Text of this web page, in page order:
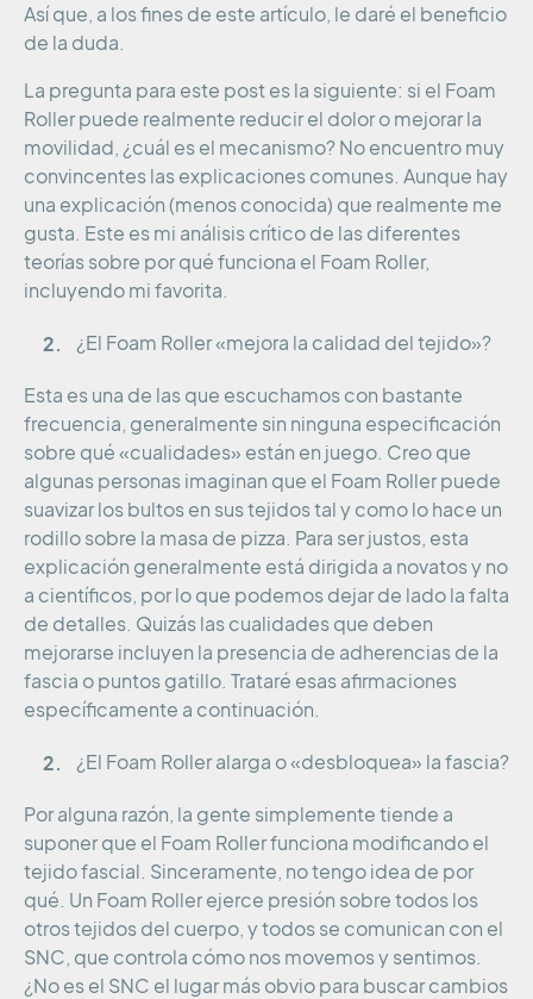
Así que, a los fines de este artículo, le daré el beneficio
de la duda.
La pregunta para este post es la siguiente: si el Foam
Roller puede realmente reducir el dolor o mejorar la
movilidad, ¿cuál es el mecanismo? No encuentro muy
convincentes las explicaciones comunes. Aunque hay
una explicación (menos conocida) que realmente me
gusta. Este es mi análisis crítico de las diferentes
teorías sobre por qué funciona el Foam Roller,
incluyendo mi favorita.
¿El Foam Roller «mejora la calidad del tejido»?
Esta es una de las que escuchamos con bastante
frecuencia, generalmente sin ninguna especificación
sobre qué «cualidades» están en juego. Creo que
algunas personas imaginan que el Foam Roller puede
suavizar los bultos en sus tejidos tal y como lo hace un
rodillo sobre la masa de pizza. Para ser justos, esta
explicación generalmente está dirigida a novatos y no
a científicos, por lo que podemos dejar de lado la falta
de detalles. Quizás las cualidades que deben
mejorarse incluyen la presencia de adherencias de la
fascia o puntos gatillo. Trataré esas afirmaciones
específicamente a continuación.
¿El Foam Roller alarga o «desbloquea» la fascia?
Por alguna razón, la gente simplemente tiende a
suponer que el Foam Roller funciona modificando el
tejido fascial. Sinceramente, no tengo idea de por
qué. Un Foam Roller ejerce presión sobre todos los
otros tejidos del cuerpo, y todos se comunican con el
SNC, que controla cómo nos movemos y sentimos.
¿No es el SNC el lugar más obvio para buscar cambios